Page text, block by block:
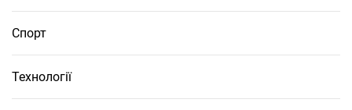
Спорт
Технології